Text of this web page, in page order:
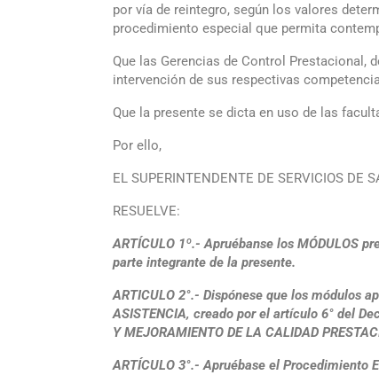
por vía de reintegro, según los valores
procedimiento especial que permita
Que las Gerencias de Control Prestacional,
intervención de sus respectivas
Que la presente se dicta en uso de las
Por ello,
EL SUPERINTENDENTE DE SERVICIOS DE
RESUELVE:
ARTÍCULO 1º.- Apruébanse los MÓDULOS
parte integrante de la presente.
ARTICULO 2°.- Dispónese que los módulos
ASISTENCIA, creado por el artículo 6° del
Y MEJORAMIENTO DE LA CALIDAD
ARTÍCULO 3°.- Apruébase el Procedimiento